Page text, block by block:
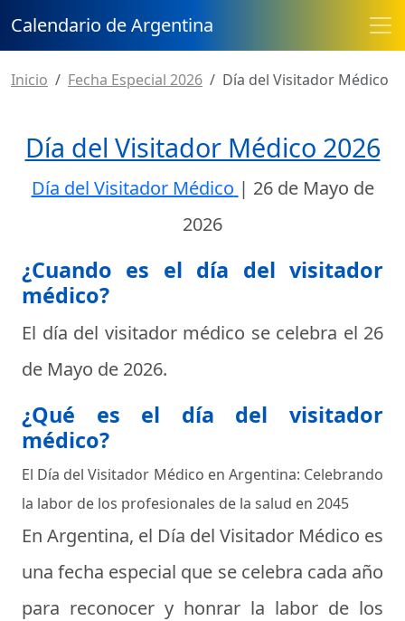
Calendario de Argentina
Inicio Fecha Especial 2026 Día del Visitador Médico
Día del Visitador Médico 2026
Día del Visitador Médico | 26 de Mayo de
2026
¿Cuando es el día del visitador
médico?
El día del visitador médico se celebra el 26
de Mayo de 2026.
¿Qué es el día del visitador
médico?
El Día del Visitador Médico en Argentina: Celebrando
la labor de los profesionales de la salud en 2045
En Argentina, el Día del Visitador Médico es
una fecha especial que se celebra cada año
para reconocer y honrar la labor de los